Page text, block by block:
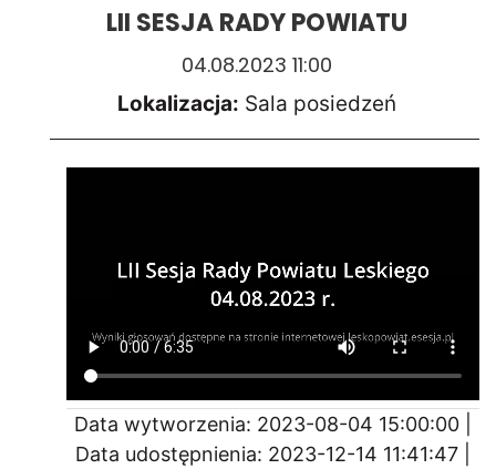
LII SESJA RADY POWIATU
04.08.2023 11:00
Lokalizacja: Sala posiedzeń
Data wytworzenia: 2023-08-04 15:00:00 |
Data udostępnienia: 2023-12-14 11:41:47 |